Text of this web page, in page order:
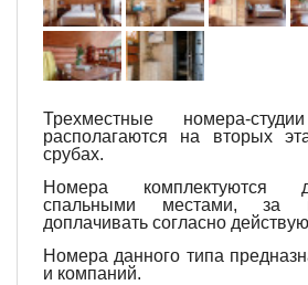
Трехместные номера-
располагаются на вторых
срубах.
Номера комплектуются
спальными местами, за
доплачивать согласно
Номера данного типа
и компаний.